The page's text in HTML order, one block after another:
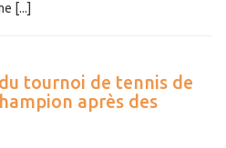
[...]
tournoi de tennis de
après des